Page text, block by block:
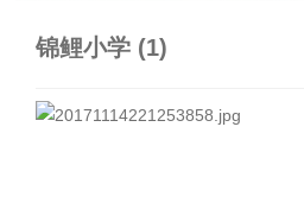
锦鲤小学 (1)